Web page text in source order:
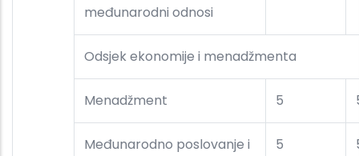
međunarodni odnosi
Odsjek ekonomije i menadžmenta
Menadžment 5
Međunarodno poslovanje i
5